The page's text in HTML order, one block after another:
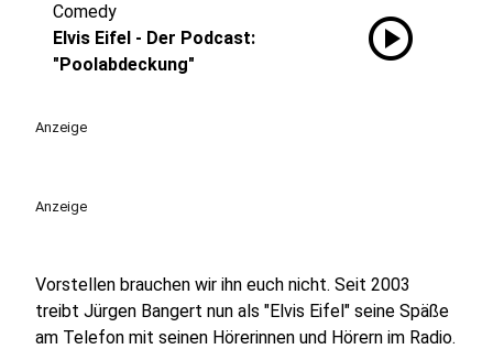
Comedy
Elvis Eifel - Der Podcast:
"Poolabdeckung"
play_circle
Anzeige
Anzeige
Vorstellen brauchen wir ihn euch nicht. Seit 2003
treibt Jürgen Bangert nun als "Elvis Eifel" seine Späße
am Telefon mit seinen Hörerinnen und Hörern im Radio.